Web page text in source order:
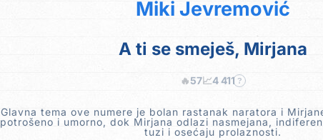
Miki Jevremović
A ti se smeješ, Mirjana
🔥57📈4 411 ?
Glavna tema ove numere je bolan rastanak naratora i
potrošeno i umorno, dok Mirjana odlazi nasmejana,
tuzi i osećaju prolaznosti.